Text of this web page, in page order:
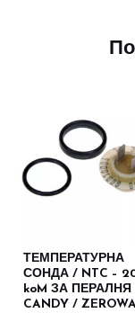
ТЕМПЕРАТУРНА
СОНДА / NTC –
koM ЗА ПЕРАЛНЯ
CANDY /